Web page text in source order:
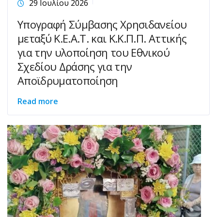
29 Ιουλίου 2026
Υπογραφή Σύμβασης Χρησιδανείου
μεταξύ Κ.Ε.Α.Τ. και Κ.Κ.Π.Π. Αττικής
για την υλοποίηση του Εθνικού
Σχεδίου Δράσης για την
Αποϊδρυματοποίηση
Read more